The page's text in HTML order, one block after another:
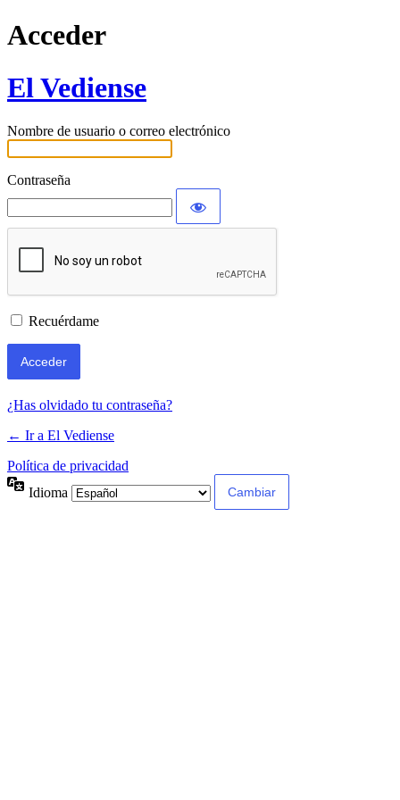
Acceder
El Vediense
Nombre de usuario o correo electrónico
Contraseña
Recuérdame
¿Has olvidado tu contraseña?
← Ir a El Vediense
Política de privacidad
Idioma